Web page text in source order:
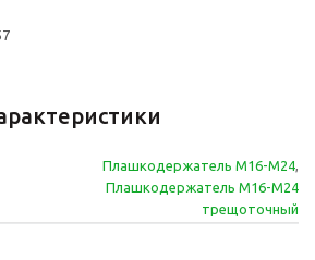
Плашкодержатель M16-М24
Плашкодержатель M16-М24
трещоточный